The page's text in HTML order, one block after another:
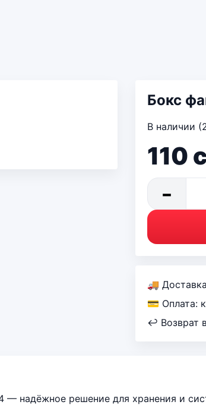
Бокс
В наличии
110
−
🚚
💳 Оплата:
↩ Возврат
— надёжное решение для хранения и